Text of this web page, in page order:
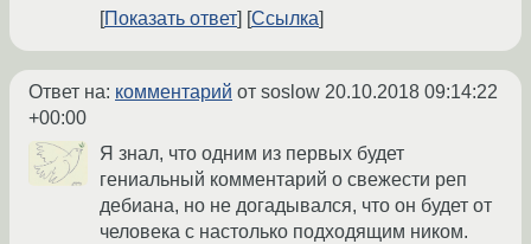
Показать ответ Ссылка
Ответ на: комментарий от soslow 20.10.2018 09:14:22
+00:00
Я знал, что одним из первых будет
гениальный комментарий о свежести реп
дебиана, но не догадывался, что он будет от
человека с настолько подходящим ником.